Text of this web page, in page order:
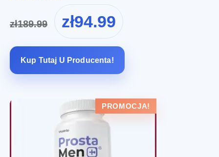
zł189.99
Pierwotna
cena
wynosiła:
zł94.99
cena
zł94.99.
Kup Tutaj U Producenta!
PROMOCJA!